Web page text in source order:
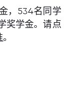
， 534名同学
奖学金。请点
。